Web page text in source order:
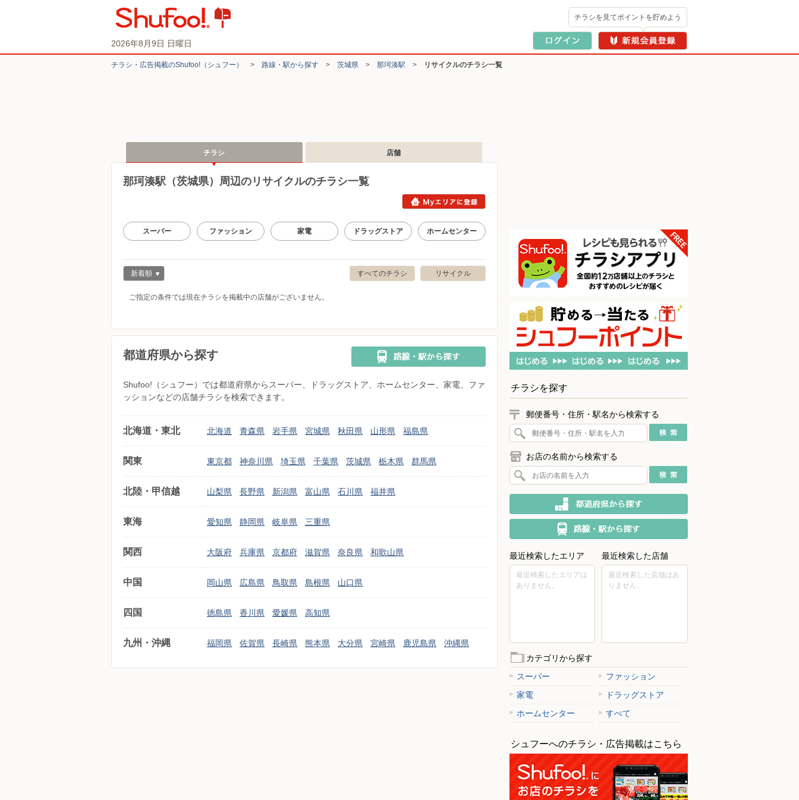
2026年8月9日 日曜日
チラシを見てポイントを貯めよう
チラシ・​広告掲載の​Shufoo!​（シュフー） > 路線・駅から探す > 茨城県 > 那珂湊駅 > リサイクルのチラシ一覧
チラシ 店舗
那珂湊駅（茨城県）周辺のリサイクルのチラシ一覧
スーパー ファッション 家電 ドラッグストア ホームセンター
リサイクル
すべてのチラシ
新着順
ご指定の条件では現在チラシを掲載中の店舗がございません。
都道府県から探す
Shufoo!（シュフー）では都道府県からスーパー、ドラッグストア、ホームセンター、家電、ファ
ッションなどの店舗チラシを検索できます。
北海道・東北 北海道 青森県 岩手県 宮城県 秋田県 山形県 福島県
関東 東京都 神奈川県 埼玉県 千葉県 茨城県 栃木県 群馬県
北陸・甲信越 山梨県 長野県 新潟県 富山県 石川県 福井県
東海 愛知県 静岡県 岐阜県 三重県
関西 大阪府 兵庫県 京都府 滋賀県 奈良県 和歌山県
中国 岡山県 広島県 鳥取県 島根県 山口県
四国 徳島県 香川県 愛媛県 高知県
九州・沖縄 福岡県 佐賀県 長崎県 熊本県 大分県 宮崎県 鹿児島県 沖縄県
チラシを探す
郵便番号・住所・駅名から検索する
お店の名前から検索する
最近検索したエリア
最近検索したエリアは
ありません。
最近検索した店舗
最近検索した店舗はあ
りません。
カテゴリから探す
スーパー
ファッション
家電
ドラッグストア
ホームセンター
すべて
シュフーへのチラシ・広告掲載はこちら